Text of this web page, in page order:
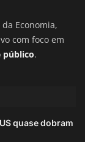
Economia,
com foco em
público.
quase dobram